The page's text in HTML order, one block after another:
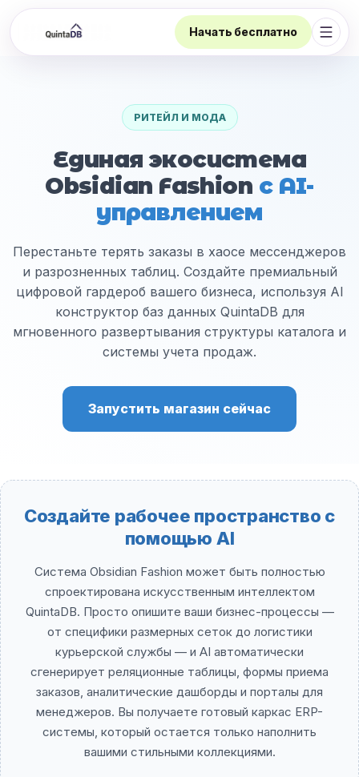
Начать бесплатно
РИТЕЙЛ И МОДА
Единая экосистема
Obsidian Fashion с AI-
управлением
Перестаньте терять заказы в хаосе мессенджеров
и разрозненных таблиц. Создайте премиальный
цифровой гардероб вашего бизнеса, используя AI
конструктор баз данных QuintaDB для
мгновенного развертывания структуры каталога и
системы учета продаж.
Запустить магазин сейчас
Создайте рабочее пространство с
помощью AI
Система Obsidian Fashion может быть полностью
спроектирована искусственным интеллектом
QuintaDB. Просто опишите ваши бизнес-процессы —
от специфики размерных сеток до логистики
курьерской службы — и AI автоматически
сгенерирует реляционные таблицы, формы приема
заказов, аналитические дашборды и порталы для
менеджеров. Вы получаете готовый каркас ERP-
системы, который остается только наполнить
вашими стильными коллекциями.